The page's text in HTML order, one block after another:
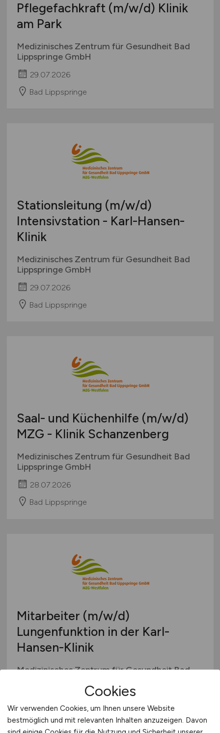
Pflegefachkraft (m/w/d) Klinik
am Park
Medizinisches Zentrum für Gesundheit Bad
Lippspringe GmbH
29.07.2026
Bad Lippspringe
Stationsleitung (m/w/d)
Intensivstation - Karl-Hansen-
Klinik
Medizinisches Zentrum für Gesundheit Bad
Lippspringe GmbH
29.07.2026
Bad Lippspringe
Saal- und Küchenhilfe (m/w/d)
MZG - Klinik Schanzenberg
Medizinisches Zentrum für Gesundheit Bad
Lippspringe GmbH
28.07.2026
Bad Lippspringe
Mitarbeiter (m/w/d)
Lungenfunktion in der Karl-
Hansen-Klinik
Medizinisches Zentrum für Gesundheit Bad
Cookies
Wir verwenden Cookies, um Ihnen unsere Website
bestmöglich und mit relevanten Inhalten anzuzeigen. Davon